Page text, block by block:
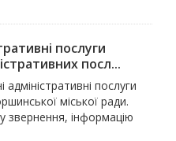
послуги
посл...
адміністративні послуги
міської ради.
звернення, інформацію